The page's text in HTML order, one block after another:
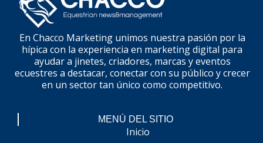
En Chacco Marketing unimos nuestra pasión por la
hípica con la experiencia en marketing digital para
ayudar a jinetes, criadores, marcas y eventos
ecuestres a destacar, conectar con su público y crecer
en un sector tan único como competitivo.
MENÚ DEL SITIO
Inicio